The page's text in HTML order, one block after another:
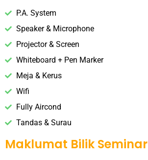
P.A. System
Speaker & Microphone
Projector & Screen
Whiteboard + Pen Marker
Meja & Kerus
Wifi
Fully Aircond
Tandas & Surau
Maklumat Bilik Seminar